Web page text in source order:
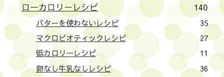
ローカロリーレシピ 140
バターを使わないレシピ
35
マクロビオティックレシピ
27
低カロリーレシピ
11
卵なし牛乳なしレシピ
36